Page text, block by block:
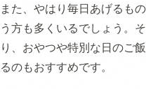
また、やはり毎日あげるも
う方も多くいるでしょう。
り、おやつや特別な日のご
るのもおすすめです。